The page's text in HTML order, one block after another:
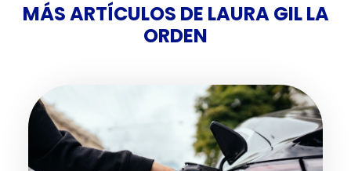
MÁS ARTÍCULOS DE LAURA GIL LA
ORDEN